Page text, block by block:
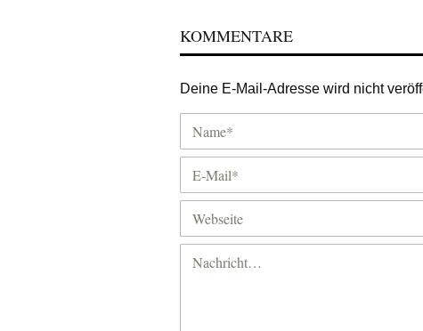
KOMMENTARE
Deine E-Mail-Adresse wird nicht